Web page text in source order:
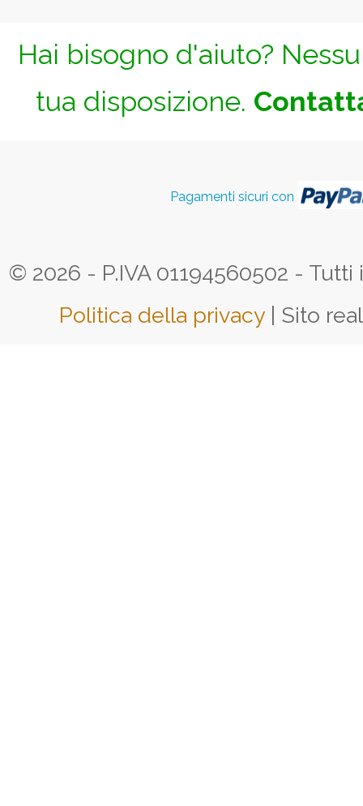
Hai bisogno d'aiuto?
tua disposizione.
Pagamenti sicuri con
© 2026 - P.IVA 01194560502 -
Politica della privacy | Sito